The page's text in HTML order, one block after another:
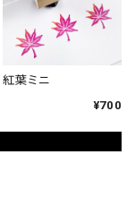
紅葉ミニ
¥700